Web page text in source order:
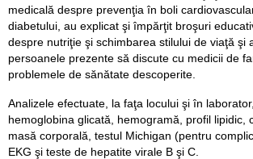
medicală despre prevenţia în boli
diabetului, au explicat şi împărţit broşuri
despre nutriţie şi schimbarea stilului de viaţă şi
persoanele prezente să discute cu medicii de
problemele de sănătate descoperite.
Analizele efectuate, la faţa locului şi în
hemoglobina glicată, hemogramă, profil lipidic,
masă corporală, testul Michigan (pentru
EKG şi teste de hepatite virale B şi C.